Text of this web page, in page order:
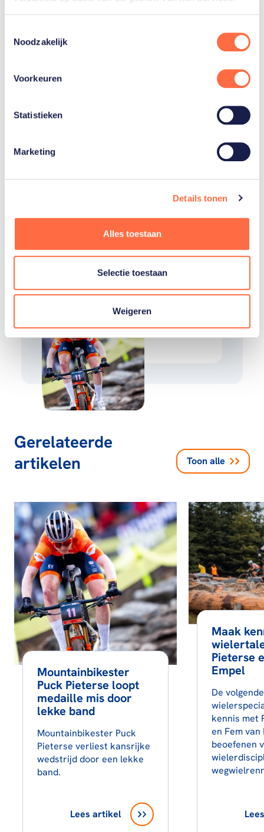
Noodzakelijk
Voorkeuren
Statistieken
Marketing
Details tonen
Alles toestaan
Selectie toestaan
Weigeren
Toon alle 3
Gerelateerde teams
Gerelateerde
artikelen
Toon alle
Mountainbikester
Puck Pieterse loopt
medaille mis door
lekke band
Mountainbikester Puck
Pieterse verliest kansrijke
wedstrijd door een lekke
band.
Lees artikel
Maak
Pieterse
Empel
De
kennis met
en Fem van
beoefenen